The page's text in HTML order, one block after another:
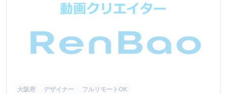
大阪府 デザイナー フルリモートOK